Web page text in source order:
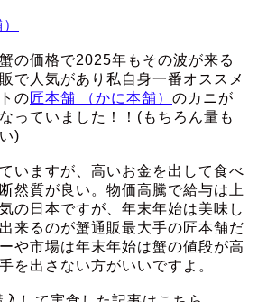
の価格で2025年もその波が来る
で人気があり私自身一番オススメ
の匠本舗 （かに本舗） のカニが
っていました！！(もちろん量も
)
いますが、高いお金を出して食べ
然質が良い。物価高騰で給与は上
の日本ですが、年末年始は美味し
来るのが蟹通販最大手の匠本舗だ
や市場は年末年始は蟹の値段が高
を出さない方がいいですよ。